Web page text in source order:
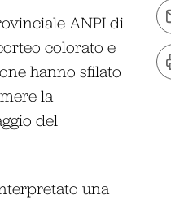
ANPI di
colorato e
hanno sfilato
la
del
una